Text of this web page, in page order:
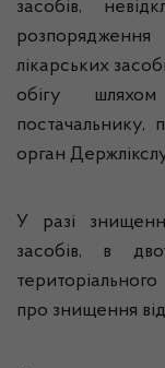
засобів,
лікарських
обігу
постачальнику,
орган
У разі
засобів, в
про знищення